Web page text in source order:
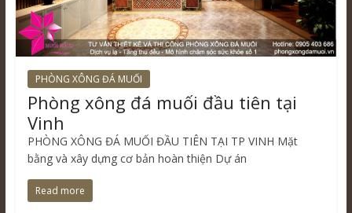
PHÒNG XÔNG ĐÁ MUỐI
Phòng xông đá muối đầu tiên tại
Vinh
PHÒNG XÔNG ĐÁ MUỐI ĐẦU TIÊN TẠI TP VINH Mặt
bằng và xây dựng cơ bản hoàn thiện Dự án
Read more